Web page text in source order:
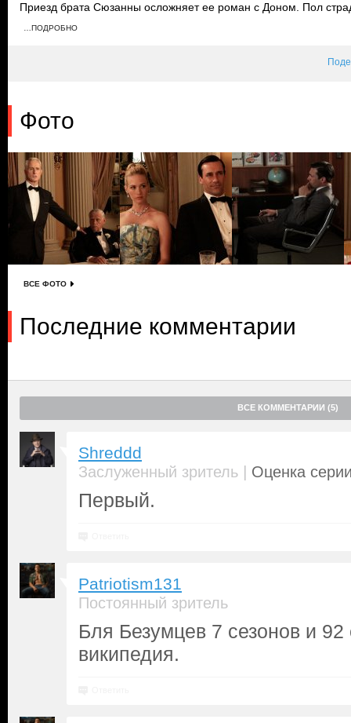
Приезд брата Сюзанны осложняет ее роман с Доном. Пол
Пегги работает сверхурочно, чтобы придумать презентацию.
…ПОДРОБНО
Фото
ВСЕ ФОТО
Последние комментарии
ВСЕ КОММЕНТАРИИ (5)
Shreddd
Заслуженный зритель | Оценка
Первый.
Patriotism131
Постоянный зритель
Бля Безумцев 7 сезонов и 92
википедия.